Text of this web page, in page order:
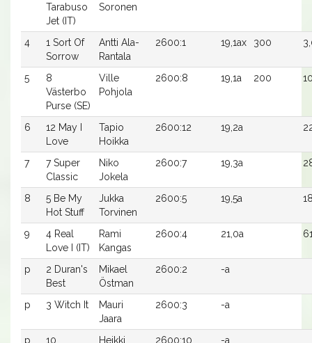
Tarabuso
Jet (IT)
Soronen
4
1 Sort Of
Sorrow
Antti Ala-
Rantala
2600:1 19,1ax 300
5
8
Västerbo
Purse (SE)
Ville
Pohjola
2600:8 19,1a 200
6
12 May I
Love
Tapio
Hoikka
2600:12 19,2a
7
7 Super
Classic
Niko
Jokela
2600:7 19,3a
8
5 Be My
Hot Stuff
Jukka
Torvinen
2600:5 19,5a
9
4 Real
Love I (IT)
Rami
Kangas
2600:4 21,0a
p
2 Duran's
Best
Mikael
Östman
2600:2 -a
p 3 Witch It
Mauri
Jaara
2600:3 -a
p
10
Heikki
2600:10 -a